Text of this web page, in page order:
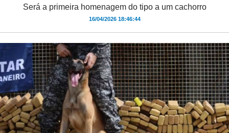
Será a primeira homenagem do tipo a um cachorro
16/04/2026 18:46:44